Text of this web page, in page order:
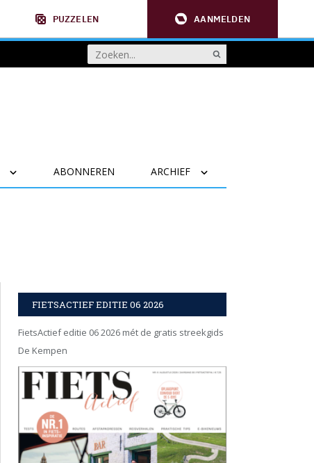
PUZZELEN AANMELDEN
ABONNEREN ARCHIEF
FIETSACTIEF EDITIE 06 2026
FietsActief editie 06 2026 mét de gratis streekgids
De Kempen